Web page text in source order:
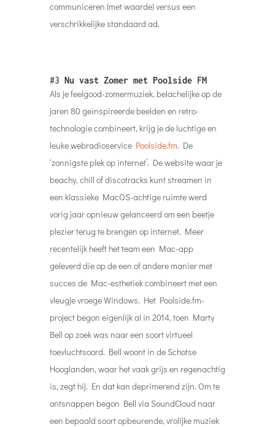
communiceren (met waarde) versus een
verschrikkelijke standaard ad.
#3 Nu vast Zomer met Poolside FM
Als je feelgood-zomermuziek, belachelijke op de
jaren 80 geïnspireerde beelden en retro-
technologie combineert, krijg je de luchtige en
leuke webradioservice Poolside.fm. De
‘zonnigste plek op internet’. De website waar je
beachy, chill of discotracks kunt streamen in
een klassieke MacOS-achtige ruimte werd
vorig jaar opnieuw gelanceerd om een ​​beetje
plezier terug te brengen op internet. Meer
recentelijk heeft het team een ​​Mac-app
geleverd die op de een of andere manier met
succes de Mac-esthetiek combineert met een
vleugje vroege Windows. Het Poolside.fm-
project begon eigenlijk al in 2014, toen Marty
Bell op zoek was naar een soort virtueel
toevluchtsoord. Bell woont in de Schotse
Hooglanden, waar het vaak grijs en regenachtig
is, zegt hij. En dat kan deprimerend zijn. Om te
ontsnappen begon Bell via SoundCloud naar
een bepaald soort opbeurende, vrolijke muziek